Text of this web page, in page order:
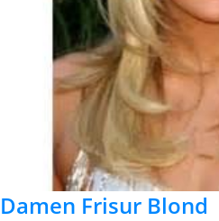
Damen Frisur Blond